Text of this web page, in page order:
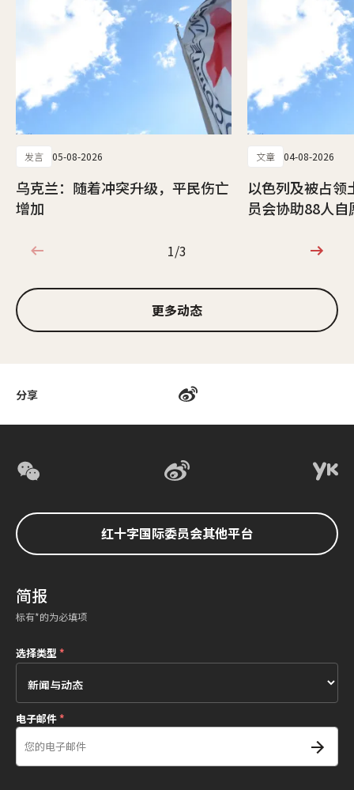
分享
发言 05-08-2026
乌克兰：随着冲突升级，平民伤亡
增加
文章 04-08-2026
以色列及被占领
员会协助88人
1/3
1/3
更多动态
红十字国际委员会其他平台
简报
标有*的为必填项
选择类型*
电子邮件*